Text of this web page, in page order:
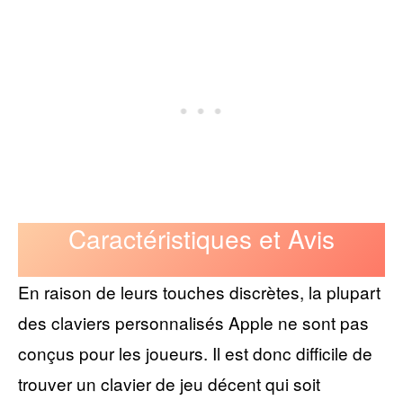
Caractéristiques et Avis
En raison de leurs touches discrètes, la plupart
des claviers personnalisés Apple ne sont pas
conçus pour les joueurs. Il est donc difficile de
trouver un clavier de jeu décent qui soit